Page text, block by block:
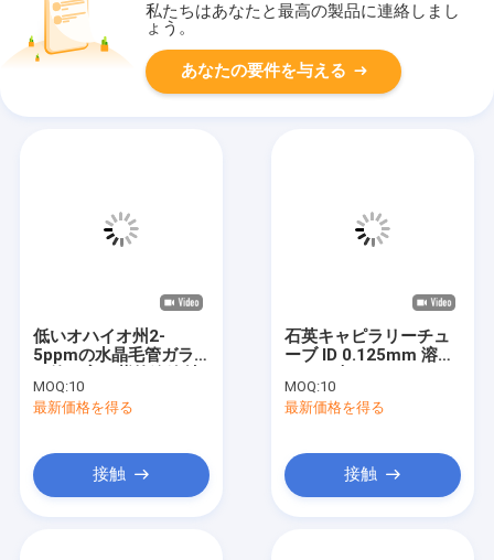
私たちはあなたと最高の製品に連絡しまし
ょう。
あなたの要件を与える
低いオハイオ州2-
5ppmの水晶毛管ガラ
抵抗
MOQ:10
最新価格を得る
接触
石英キャピラリーチュ
ーブ ID 0.125mm 溶融
リーブ
MOQ:10
最新価格を得る
接触